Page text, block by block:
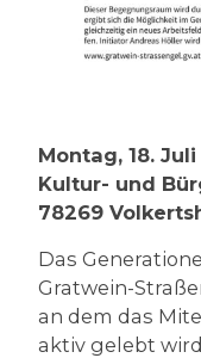
Montag, 18.
Kultur- und
78269
Das
Gratwein-
an dem das
aktiv gelebt